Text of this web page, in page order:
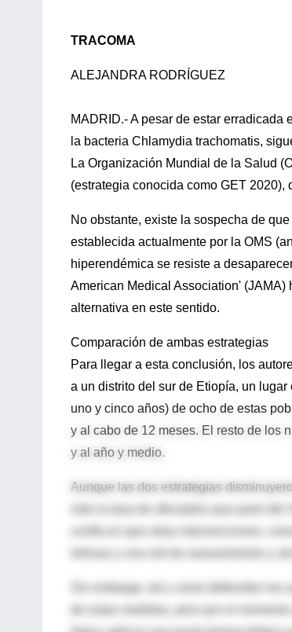
TRACOMA
ALEJANDRA RODRÍGUEZ
MADRID.- A pesar de estar
la bacteria Chlamydia trachomatis,
La Organización Mundial de la Salud
(estrategia conocida como GET
No obstante, existe la sospecha de
establecida actualmente por la OMS
hiperendémica se resiste a
American Medical Association'
alternativa en este sentido.
Comparación de ambas estrategias
Para llegar a esta conclusión, los
a un distrito del sur de Etiopía, un
uno y cinco años) de ocho de estas
y al cabo de 12 meses. El resto de los
y al año y medio.
Aunque las dos estrategias
confía en que otras intervenciones,
Sin embargo, tal y como defienden